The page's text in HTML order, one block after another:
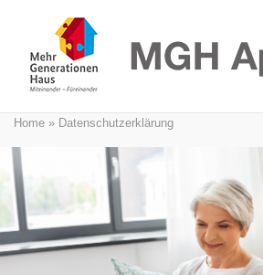
content
Home » Datenschutzerklärung